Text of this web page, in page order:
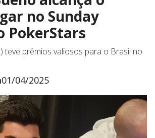
no Sunday
PokerStars
teve prêmios valiosos para o Brasil no
01/04/2025